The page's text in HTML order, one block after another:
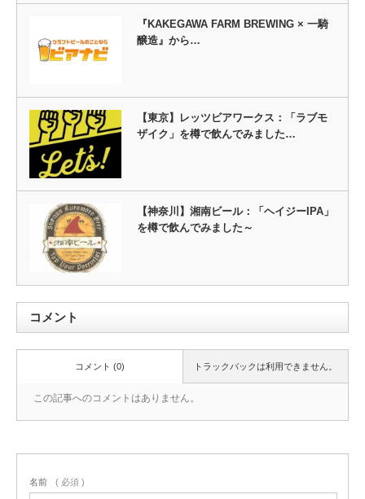
『KAKEGAWA FARM BREWING × 一騎
醸造』から…
【東京】レッツビアワークス：「ラブモ
ザイク」を樽で飲んでみました…
【神奈川】湘南ビール：「ヘイジーIPA」
を樽で飲んでみました～
コメント
トラックバックは利用できません。
コメント (0)
この記事へのコメントはありません。
名前 ( 必須 )